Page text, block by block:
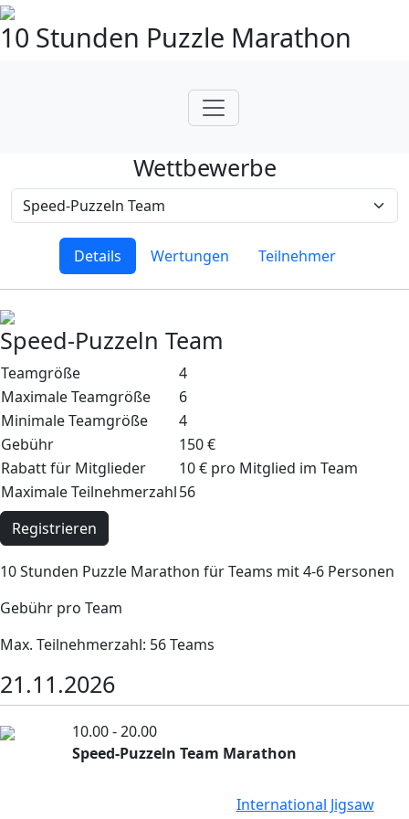
10 Stunden Puzzle Marathon
Wettbewerbe
Details Wertungen Teilnehmer
Speed-Puzzeln Team
Teamgröße
4
Maximale Teamgröße
6
Minimale Teamgröße
4
Gebühr
150 €
Rabatt für Mitglieder
10 € pro Mitglied im Team
Maximale Teilnehmerzahl56
Registrieren
10 Stunden Puzzle Marathon für Teams mit 4-6 Personen
Gebühr pro Team
Max. Teilnehmerzahl: 56 Teams
21.11.2026
10.00 - 20.00
Speed-Puzzeln Team Marathon
International Jigsaw